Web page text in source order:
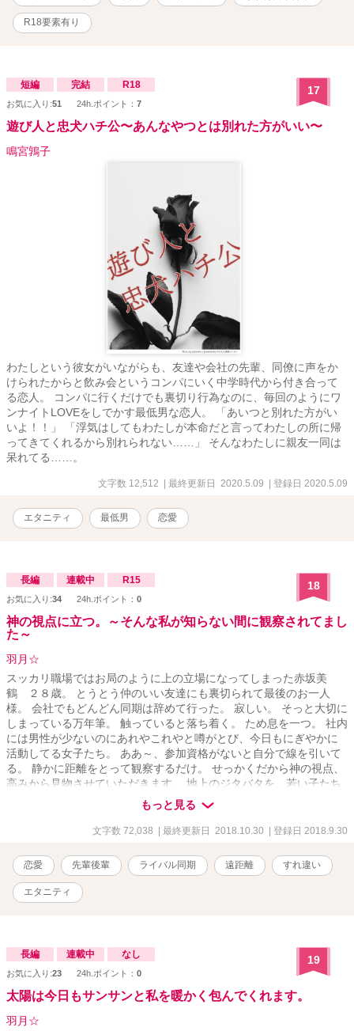
目の前で友達とはしゃいでいます。 ※未遂ですが、女の子を襲おう
と計画する冗談とも本気ともとれるSNSの表現があります。
R18要素有り
短編 完結 R18
お気に入り:51 24h.ポイント： 7
17
遊び人と忠犬ハチ公〜あんなやつとは別れた方がいい〜
鳴宮鶉子
わたしという彼女がいながらも、友達や会社の先輩、同僚に声をか
けられたからと飲み会というコンパにいく中学時代から付き合って
る恋人。 コンパに行くだけでも裏切り行為なのに、毎回のようにワ
ンナイトLOVEをしでかす最低男な恋人。 「あいつと別れた方がい
いよ！！」 「浮気はしてもわたしが本命だと言ってわたしの所に帰
ってきてくれるから別れられない……」 そんなわたしに親友一同は
呆れてる……。
文字数 12,512 | 最終更新日 2020.5.09 | 登録日 2020.5.09
エタニティ 最低男 恋愛
長編 連載中 R15
お気に入り:34 24h.ポイント： 0
18
神の視点に立つ。～そんな私が知らない間に観察されてまし
た～
羽月☆
スッカリ職場ではお局のように上の立場になってしまった赤坂美
鶴 ２８歳。 とうとう仲のいい友達にも裏切られて最後のお一人
様。 会社でもどんどん同期は辞めて行った。 寂しい。 そっと大切に
しまっている万年筆。 触っていると落ち着く。 ため息を一つ。 社内
には男性が少ないのにあれやこれやと噂がとび、今日もにぎやかに
活動してる女子たち。 ああ～、参加資格がないと自分で線を引いて
る。 静かに距離をとって観察するだけ。 せっかくだから神の視点、
高みから見物させていただきます。 地上のジタバタを、若い子たち
のあれこれを。 そう思っていたのに・・・・・・。
もっと見る
文字数 72,038 | 最終更新日 2018.10.30 | 登録日 2018.9.30
恋愛 先輩後輩 ライバル同期 遠距離 すれ違い
エタニティ
長編 連載中 なし
お気に入り:23 24h.ポイント： 0
19
太陽は今日もサンサンと私を暖かく包んでくれます。
羽月☆